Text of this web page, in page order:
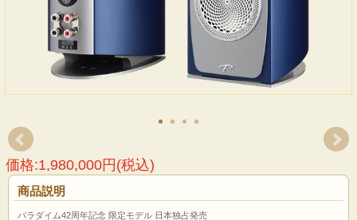
価格:1,980,000円(税込)
商品説明
パラダイム42周年記念 限定モデル 日本独占発売